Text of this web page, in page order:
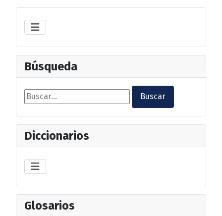
Búsqueda
Buscar...
Buscar
Diccionarios
Glosarios